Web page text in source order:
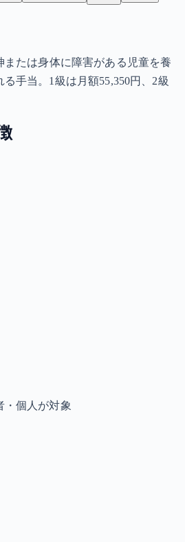
または身体に障害がある児童を養
手当。1級は月額55,350円、2級
・個人が対象